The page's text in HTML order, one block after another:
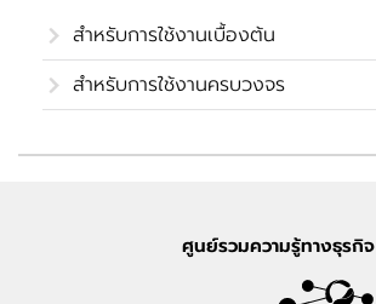
สำหรับการใช้งานเบื้องต้น
สำหรับการใช้งานครบวงจร
ศูนย์รวมความรู้ทางธุรกิจ